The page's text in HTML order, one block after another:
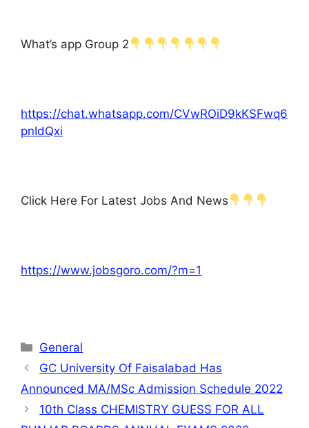
What’s app Group 2
https://chat.whatsapp.com/CVwROiD9kKSFwq6
pnIdQxi
Click Here For Latest Jobs And News
https://www.jobsgoro.com/?m=1
Categories
General
GC University Of Faisalabad Has
Announced MA/MSc Admission Schedule 2022
10th Class CHEMISTRY GUESS FOR ALL